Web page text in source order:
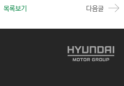
목록보기 다음글